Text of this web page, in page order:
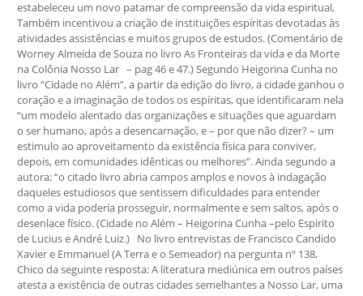
estabeleceu um novo patamar de compreensão da vida espiritual,
Também incentivou a criação de instituições espíritas devotadas às
atividades assistências e muitos grupos de estudos. (Comentário de
Worney Almeida de Souza no livro As Fronteiras da vida e da Morte
na Colônia Nosso Lar – pag 46 e 47.) Segundo Heigorina Cunha no
livro “Cidade no Além”, a partir da edição do livro, a cidade ganhou o
coração e a imaginação de todos os espíritas, que identificaram nela
“um modelo alentado das organizações e situações que aguardam
o ser humano, após a desencarnação, e – por que não dizer? – um
estimulo ao aproveitamento da existência física para conviver,
depois, em comunidades idênticas ou melhores”. Ainda segundo a
autora; “o citado livro abria campos amplos e novos à indagação
daqueles estudiosos que sentissem dificuldades para entender
como a vida poderia prosseguir, normalmente e sem saltos, após o
desenlace físico. (Cidade no Além – Heigorina Cunha –pelo Espirito
de Lucius e André Luiz.) No livro entrevistas de Francisco Candido
Xavier e Emmanuel (A Terra e o Semeador) na pergunta nº 138,
Chico da seguinte resposta: A literatura mediúnica em outros países
atesta a existência de outras cidades semelhantes a Nosso Lar, uma